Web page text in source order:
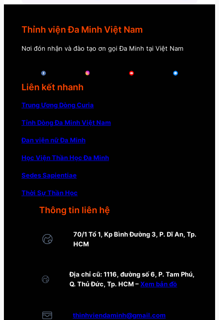
Thỉnh viện Đa Minh Việt Nam
Nơi đón nhận và đào tạo ơn gọi Đa Minh tại Việt Nam
Liên kết nhanh
Trung Ương Dòng Curia
Tỉnh Dòng Đa Minh Việt Nam
Đan viện nữ Đa Minh
Học Viện Thần Học Đa Minh
Sedes Sapientiae
Thời Sự Thần Học
Thông tin liên hệ
70/1 Tổ 1, Kp Bình Đường 3, P. Dĩ An, Tp.
HCM
Địa chỉ cũ: 1116, đường số 6, P. Tam Phú,
Q. Thủ Đức, Tp. HCM –Xem bản đồ
thinhviendaminh@gmail.com